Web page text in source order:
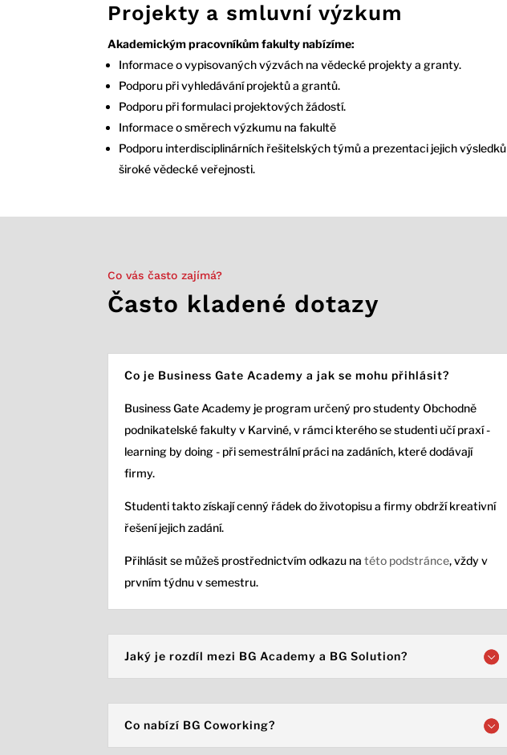
Projekty a smluvní výzkum
Akademickým pracovníkům fakulty nabízíme:
Informace o vypisovaných výzvách na vědecké projekty a granty.
Podporu při vyhledávání projektů a grantů.
Podporu při formulaci projektových žádostí.
Informace o směrech výzkumu na fakultě
Podporu interdisciplinárních řešitelských týmů a prezentaci jejich výsledků
široké vědecké veřejnosti.
Co vás často zajímá?
Často kladené dotazy
Co je Business Gate Academy a jak se mohu přihlásit?
Business Gate Academy je program určený pro studenty Obchodně
podnikatelské fakulty v Karviné, v rámci kterého se studenti učí praxí -
learning by doing - při semestrální práci na zadáních, které dodávají
firmy.
Studenti takto získají cenný řádek do životopisu a firmy obdrží kreativní
řešení jejich zadání.
Přihlásit se můžeš prostřednictvím odkazu natéto podstránce, vždy v
prvním týdnu v semestru.
Jaký je rozdíl mezi BG Academy a BG Solution?
Co nabízí BG Coworking?